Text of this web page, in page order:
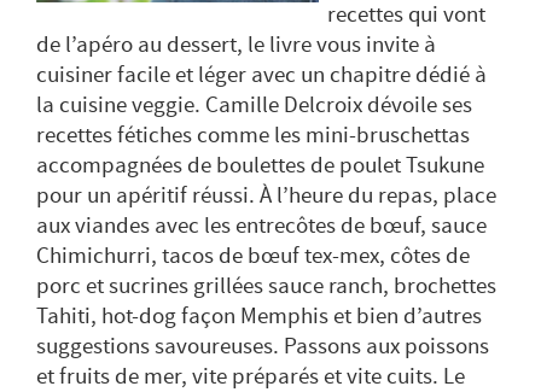
recettes qui vont
de l’apéro au dessert, le livre vous invite à
cuisiner facile et léger avec un chapitre dédié à
la cuisine veggie. Camille Delcroix dévoile ses
recettes fétiches comme les mini-bruschettas
accompagnées de boulettes de poulet Tsukune
pour un apéritif réussi. À l’heure du repas, place
aux viandes avec les entrecôtes de bœuf, sauce
Chimichurri, tacos de bœuf tex-mex, côtes de
porc et sucrines grillées sauce ranch, brochettes
Tahiti, hot-dog façon Memphis et bien d’autres
suggestions savoureuses. Passons aux poissons
et fruits de mer, vite préparés et vite cuits. Le